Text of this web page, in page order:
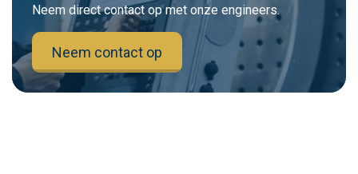
Neem direct contact op met onze engineers.
Neem contact op